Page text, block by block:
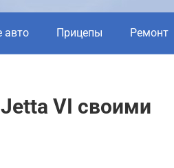
авто Прицепы Ремонт
VI своими